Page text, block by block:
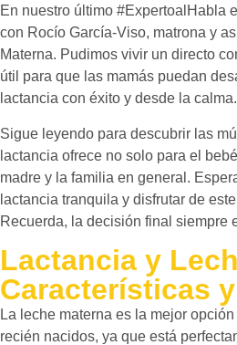
En nuestro último #ExpertoalHabla
con Rocío García-Viso, matrona y
Materna. Pudimos vivir un directo
útil para que las mamás puedan
lactancia con éxito y desde la calma.
Sigue leyendo para descubrir las
lactancia ofrece no solo para el
madre y la familia en general.
lactancia tranquila y disfrutar de
Recuerda, la decisión final siempre
Lactancia y
Características
La leche materna es la mejor
recién nacidos, ya que está